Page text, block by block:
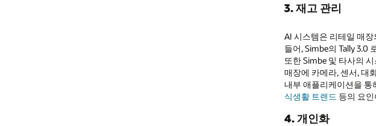
3. 재고 관리
AI 시스템은 리테일 매
들어, Simbe의 Tally 3.0
또한 Simbe 및 타사의
매장에 카메라, 센서, 대
내부 애플리케이션을
식생활 트렌드 등의 요
4. 개인화